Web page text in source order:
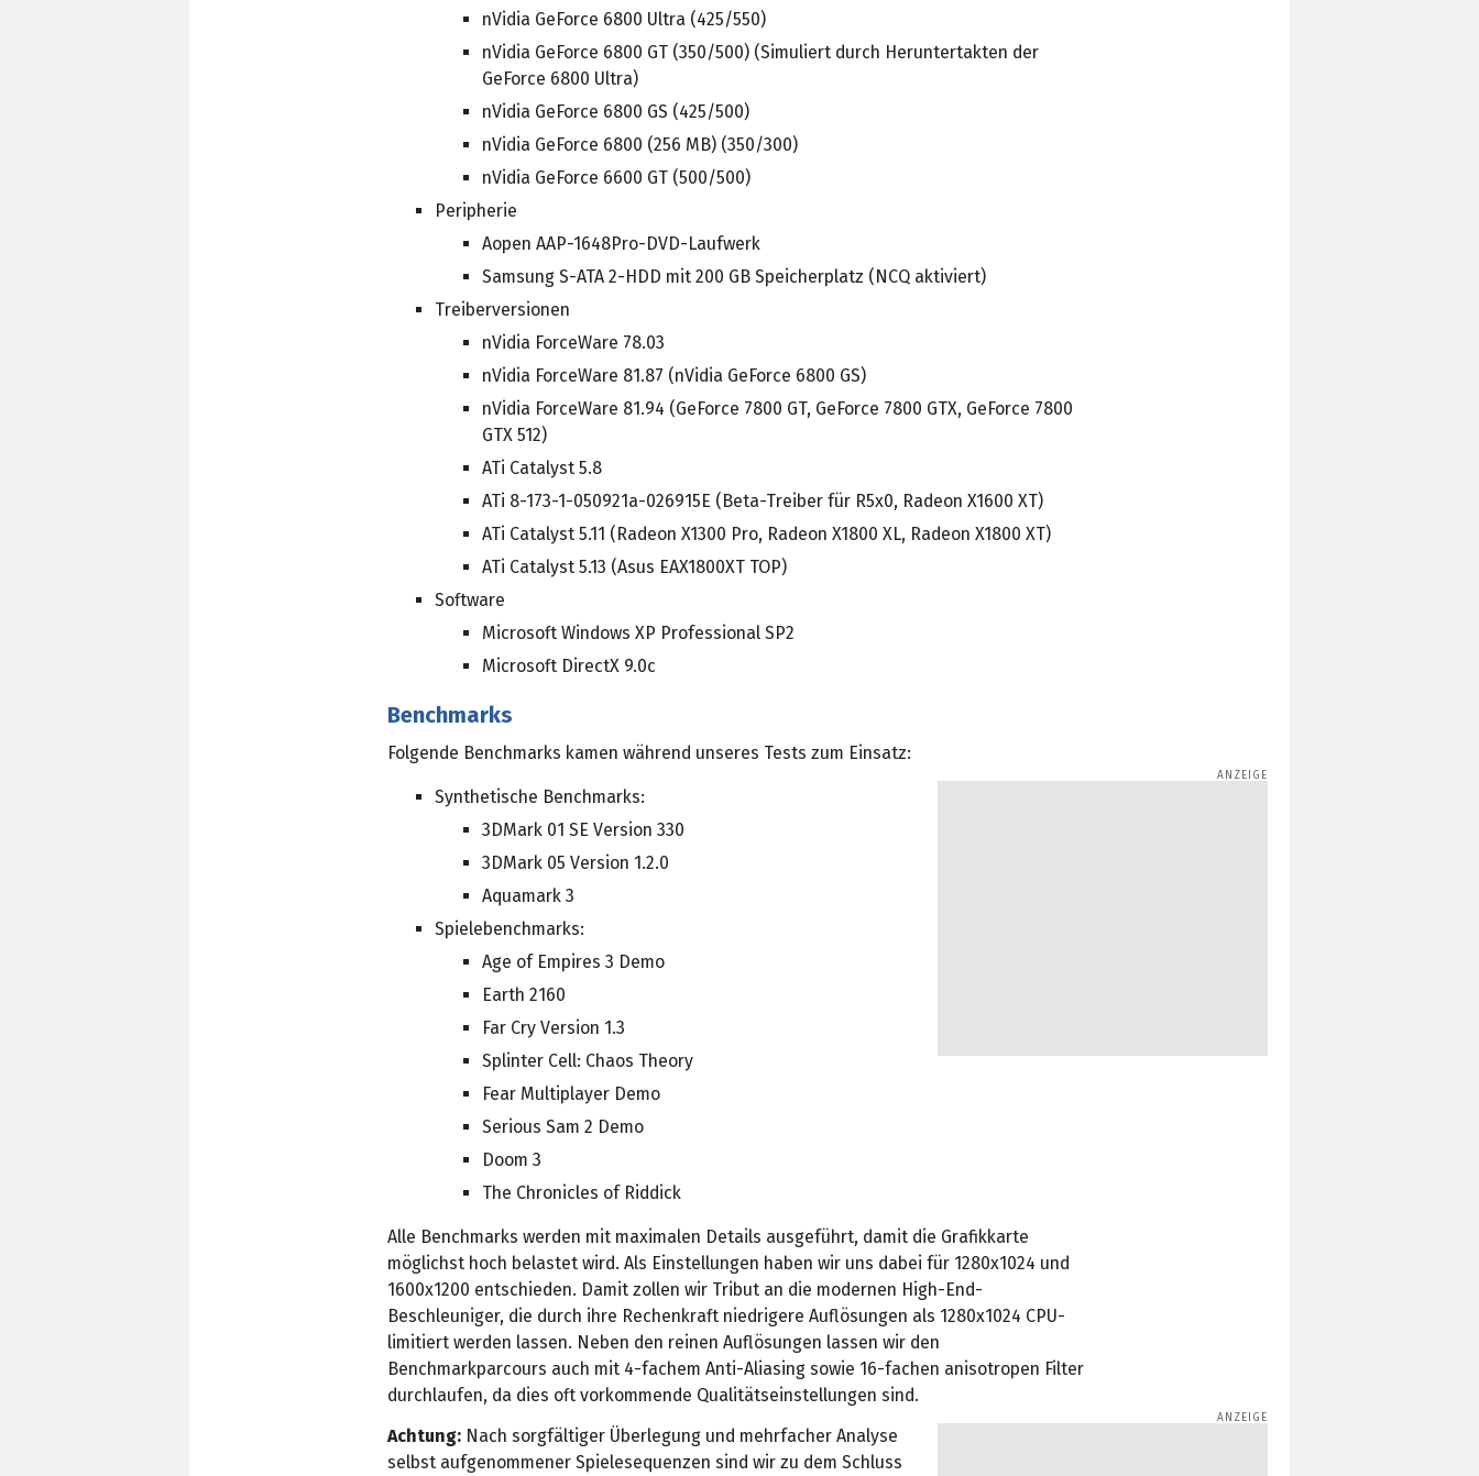
nVidia GeForce 6800 Ultra (425/550)
nVidia GeForce 6800 GT (350/500) (Simuliert durch Heruntertakten der
GeForce 6800 Ultra)
nVidia GeForce 6800 GS (425/500)
nVidia GeForce 6800 (256 MB) (350/300)
nVidia GeForce 6600 GT (500/500)
Peripherie
Aopen AAP-1648Pro-DVD-Laufwerk
Samsung S-ATA 2-HDD mit 200 GB Speicherplatz (NCQ aktiviert)
Treiberversionen
nVidia ForceWare 78.03
nVidia ForceWare 81.87 (nVidia GeForce 6800 GS)
nVidia ForceWare 81.94 (GeForce 7800 GT, GeForce 7800 GTX, GeForce 7800
GTX 512)
ATi Catalyst 5.8
ATi 8-173-1-050921a-026915E (Beta-Treiber für R5x0, Radeon X1600 XT)
ATi Catalyst 5.11 (Radeon X1300 Pro, Radeon X1800 XL, Radeon X1800 XT)
ATi Catalyst 5.13 (Asus EAX1800XT TOP)
Software
Microsoft Windows XP Professional SP2
Microsoft DirectX 9.0c
Benchmarks
Folgende Benchmarks kamen während unseres Tests zum Einsatz:
Synthetische Benchmarks:
3DMark 01 SE Version 330
3DMark 05 Version 1.2.0
Aquamark 3
Spielebenchmarks:
Age of Empires 3 Demo
Earth 2160
Far Cry Version 1.3
Splinter Cell: Chaos Theory
Fear Multiplayer Demo
Serious Sam 2 Demo
Doom 3
The Chronicles of Riddick
Alle Benchmarks werden mit maximalen Details ausgeführt, damit die Grafikkarte
möglichst hoch belastet wird. Als Einstellungen haben wir uns dabei für 1280x1024 und
1600x1200 entschieden. Damit zollen wir Tribut an die modernen High-End-
Beschleuniger, die durch ihre Rechenkraft niedrigere Auflösungen als 1280x1024 CPU-
limitiert werden lassen. Neben den reinen Auflösungen lassen wir den
Benchmarkparcours auch mit 4-fachem Anti-Aliasing sowie 16-fachen anisotropen Filter
durchlaufen, da dies oft vorkommende Qualitätseinstellungen sind.
Achtung: Nach sorgfältiger Überlegung und mehrfacher Analyse
selbst aufgenommener Spielesequenzen sind wir zu dem Schluss